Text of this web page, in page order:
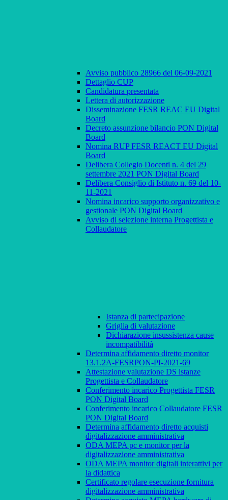
Avviso pubblico 28966 del 06-09-2021
Dettaglio CUP
Candidatura presentata
Lettera di autorizzazione
Disseminazione FESR REAC EU Digital
Board
Decreto assunzione bilancio PON Digital
Board
Nomina RUP FESR REACT EU Digital
Board
Delibera Collegio Docenti n. 4 del 29
settembre 2021 PON Digital Board
Delibera Consiglio di Istituto n. 69 del 10-
11-2021
Nomina incarico supporto organizzativo e
gestionale PON Digital Board
Avviso di selezione interna Progettista e
Collaudatore
Istanza di partecipazione
Griglia di valutazione
Dichiarazione insussistenza cause
incompatibilità
Determina affidamento diretto monitor
13.1.2A-FESRPON-PI-2021-69
Attestazione valutazione DS istanze
Progettista e Collaudatore
Conferimento incarico Progettista FESR
PON Digital Board
Conferimento incarico Collaudatore FESR
PON Digital Board
Determina affidamento diretto acquisti
digitalizzazione amministrativa
ODA MEPA pc e monitor per la
digitalizzazione amministrativa
ODA MEPA monitor digitali interattivi per
la didattica
Certificato regolare esecuzione fornitura
digitalizzazione amministrativa